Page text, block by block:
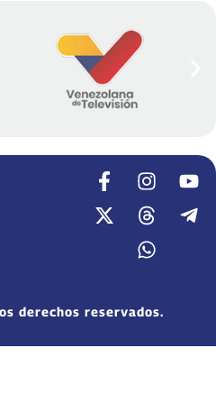
derechos reservados.